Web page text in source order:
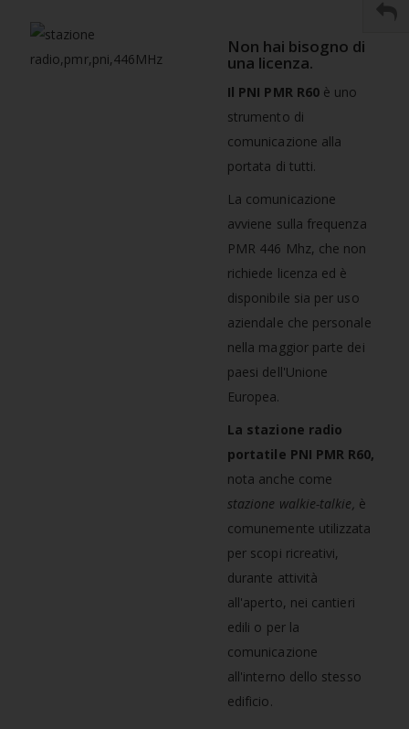
Non hai bisogno di
una licenza.
Il PNI PMR R60è uno
strumento di
comunicazione alla
portata di tutti.
La comunicazione
avviene sulla frequenza
PMR 446 Mhz, che non
richiede licenza ed è
disponibile sia per uso
aziendale che personale
nella maggior parte dei
paesi dell'Unione
Europea.
La stazione radio
portatile PNI PMR R60,
nota anche come
stazione walkie-talkie, è
comunemente utilizzata
per scopi ricreativi,
durante attività
all'aperto, nei cantieri
edili o per la
comunicazione
all'interno dello stesso
edificio.